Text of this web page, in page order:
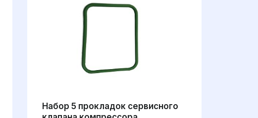
Набор 5 прокладок сервисного